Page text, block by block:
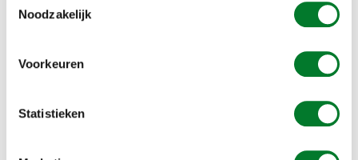
Noodzakelijk
Voorkeuren
Statistieken